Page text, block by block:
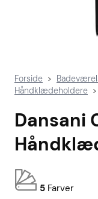
Forside >
Håndklædeholdere >
Dansani
5 Farver